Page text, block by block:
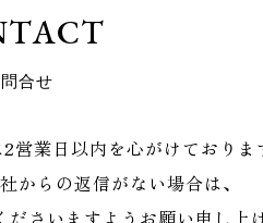
TACT
問合せ
業日以内を心がけておりま
からの返信がない場合は、
さいますようお願い申し上